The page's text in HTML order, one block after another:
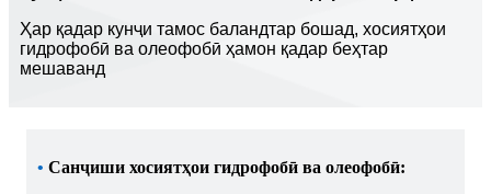
Ҳар қадар кунҷи тамос баландтар бошад, хосиятҳои
гидрофобӣ ва олеофобӣ ҳамон қадар беҳтар
мешаванд
• Санҷиши хосиятҳои гидрофобӣ ва олеофобӣ: